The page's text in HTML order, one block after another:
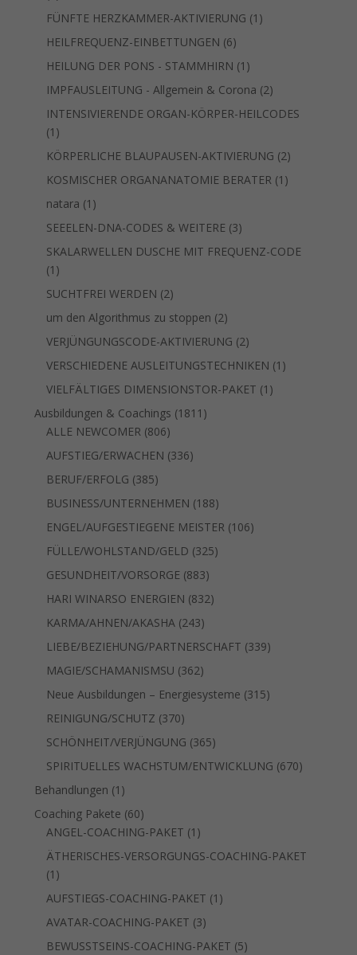
Produkte
FÜNFTE HERZKAMMER-AKTIVIERUNG 1 1
HEILFREQUENZ-EINBETTUNGEN 66
Produkte
HEILUNG DER PONS - STAMMHIRN 1 1
Produkt
IMPFAUSLEITUNG - Allgemein & Corona 22
Produkte
INTENSIVIERENDE ORGAN-KÖRPER-HEILCODES
1 1
Produkt
KÖRPERLICHE BLAUPAUSEN-AKTIVIERUNG 22
Produkte
KOSMISCHER ORGANANATOMIE BERATER 1 1
natara 1 1
Produkt
SEEELEN-DNA-CODES & WEITERE 33
Produkte
SKALARWELLEN DUSCHE MIT FREQUENZ-CODE
1 1
Produkt
SUCHTFREI WERDEN 22
Produkte
um den Algorithmus zu stoppen 22
Produkte
VERJÜNGUNGSCODE-AKTIVIERUNG 22
Produkte
VERSCHIEDENE AUSLEITUNGSTECHNIKEN 1 1
VIELFÄLTIGES DIMENSIONSTOR-PAKET 1 1
Ausbildungen & Coachings 1811 1811
ALLE NEWCOMER 806806
Produkte
AUFSTIEG/ERWACHEN 336336
BERUF/ERFOLG 385385
Produkte
BUSINESS/UNTERNEHMEN 188188
Produkte
ENGEL/AUFGESTIEGENE MEISTER 106106
FÜLLE/WOHLSTAND/GELD 325325
GESUNDHEIT/VORSORGE 883883
Produkte
HARI WINARSO ENERGIEN 832832
KARMA/AHNEN/AKASHA 243243
Produkte
LIEBE/BEZIEHUNG/PARTNERSCHAFT 339339
MAGIE/SCHAMANISMSU 362362
Produkte
Neue Ausbildungen – Energiesysteme 315315
REINIGUNG/SCHUTZ 370370
Produkte
SCHÖNHEIT/VERJÜNGUNG 365365
Produkte
SPIRITUELLES WACHSTUM/ENTWICKLUNG 670670
Behandlungen 1 1
Produkt
Coaching Pakete 6060
Produkte
ANGEL-COACHING-PAKET 1 1
Produkt
ÄTHERISCHES-VERSORGUNGS-COACHING-PAKET
1 1
Produkt
AUFSTIEGS-COACHING-PAKET 1 1
AVATAR-COACHING-PAKET 33
Produkte
BEWUSSTSEINS-COACHING-PAKET 55